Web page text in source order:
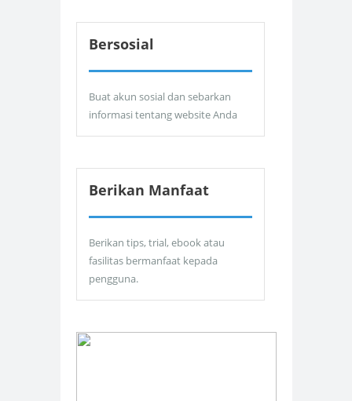
Bersosial
Buat akun sosial dan sebarkan
informasi tentang website Anda
Berikan Manfaat
Berikan tips, trial, ebook atau
fasilitas bermanfaat kepada
pengguna.